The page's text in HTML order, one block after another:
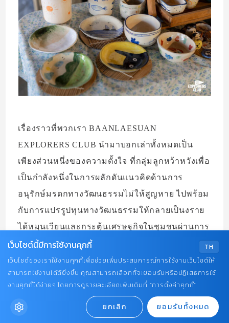
เรื่องราวที่พวกเรา BAANLAESUAN
EXPLORERS CLUB นำมาบอกเล่าทั้งหมดเป็น
เพียงส่วนหนึ่งของความตั้งใจ ที่กลุ่มลูกหว้าหวังเพื่อ
เป็นกำลังหนึ่งในการผลักดันแนวคิดด้านการ
อนุรักษ์มรดกทางวัฒนธรรมไม่ให้สูญหาย ไปพร้อม
กับการแปรรูปทุนทางวัฒนธรรมให้กลายเป็นงราย
ได้หมุนเวียนและกระตุ้นเศรษฐกิจในชุมชนผ่านการ
ท่องเที่ยวเชิงสร้างสรรค์ ให้
เป็นเมืองแห่ง
การเรียนรู้ที่คนในท้องถิ่นภาคภูมิใจและสามารถ
จัดการทรัพยากรวัฒนธรรมของตนเองได้อย่าง
ยั่งยืนในระยะยาว เป็นชาวบ้านที่สวมบทบาท
“ภัณฑารักษ์” หรือ “มัคคุเทศก์” เป็นเจ้าของบ้านที่
TH
เว็บไซต์นี้มีการใช้งานคุกกี้
เว็บไซต์ของเราใช้งานคุกกี้เพื่อช่วยเพิ่มประสบการณ์การใช้งานเว็บไซต์ให้
สามารถใช้งานได้ดียิ่งขึ้น คุณสามารถเลือกที่จะยอมรับหรือปฏิเสธการใช้
งานคุกกี้ได้ง่ายๆ โดยการดูรายละเอียดเพิ่มเติมที่ “การตั้งค่าคุกกี้”
ยกเลิก ยอมรับทั้งหมด